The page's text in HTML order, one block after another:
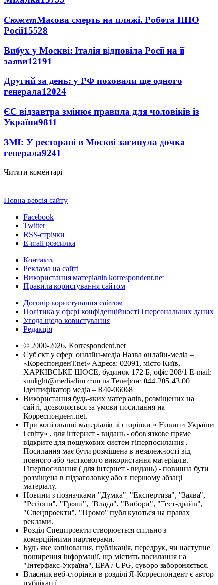
СюжетМасова смерть на пляжі. Робота ППО
Росії15528
Вибух у Москві: Італія відповіла Росії на її
заяви12191
Другий за день: у РФ поховали ще одного
генерала12024
ЄС відзавтра змінює правила для чоловіків із
України9811
ЗМІ: У ресторані в Москві загинула дочка
генерала9241
Читати коментарі
Повна версія сайту
Facebook
Twitter
RSS-стрічки
E-mail розсилка
Контакти
Реклама на сайті
Використання матеріалів korrespondent.net
Правила користування сайтом
Договір користування сайтом
Політика у сфері конфіденційності і персональних даних
Угода щодо користування
Редакція
© 2000-2026, Korrespondent.net
Суб'єкт у сфері онлайн-медіа Назва онлайн-медіа –
«КореспонденТ.net» Адреса: 02091, місто Київ,
ХАРКІВСЬКЕ ШОСЕ, будинок 172-Б, офіс 208/1 E-mail:
sunlight@mediadim.com.ua Телефон: 044-205-43-00
Ідентифікатор медіа – R40-06068
Використання будь-яких матеріалів, розміщених на
сайті, дозволяється за умови посилання на
Корреспондент.net.
При копіюванні матеріалів зі сторінки « Новини України
і світу» , для інтернет - видань - обов'язкове пряме
відкрите для пошукових систем гіперпосилання .
Посилання має бути розміщена в незалежності від
повного або часткового використання матеріалів.
Гіперпосилання ( для інтернет - видань) - повинна бути
розміщена в підзаголовку або в першому абзаці
матеріалу.
Новини з позначками "Думка", "Експертиза", "Заява",
"Регіони", "Гроші", "Влада", "Вибори", "Тест-драйв",
"Спецпроекти", "Промо" публікуються на правах
реклами.
Розділ Спецпроекти створюється спільно з
комерційними партнерами.
Будь яке копіювання, публікація, передрук, чи наступне
поширення інформації, що містить посилання на
"Інтерфакс-Україна", EPA / UPG, суворо забороняється.
Власник веб-сторінки в розділі Я-Корреспондент є автор
публікації.